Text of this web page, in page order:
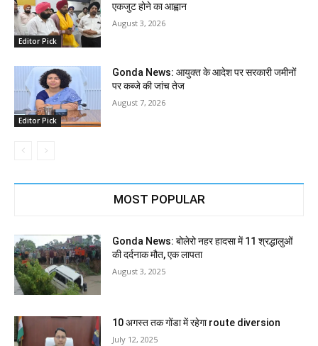
Editor Pick
एकजुट होने का आह्वान
August 3, 2026
Editor Pick
Gonda News: आयुक्त के आदेश पर सरकारी जमीनों
पर कब्जे की जांच तेज
August 7, 2026
MOST POPULAR
Gonda News: बोलेरो नहर हादसा में 11 श्रद्धालुओं
की दर्दनाक मौत, एक लापता
August 3, 2025
10 अगस्त तक गोंडा में रहेगा route diversion
July 12, 2025